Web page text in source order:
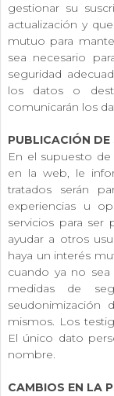
gestionar su
actualización y
mutuo para
sea necesario
seguridad
los datos o
comunicarán los
PUBLICACIÓN
En el supuesto
en la web, le
tratados serán
experiencias u
servicios para
ayudar a otros
haya un interés
cuando ya no
medidas de
mismos. Los
El único dato
nombre.
CAMBIOS EN LA